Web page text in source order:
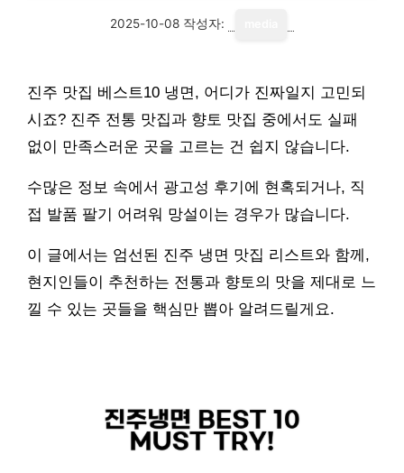
2025-10-08 작성자:
진주 맛집 베스트10 냉면, 어디가 진짜일지 고민되
시죠? 진주 전통 맛집과 향토 맛집 중에서도 실패
없이 만족스러운 곳을 고르는 건 쉽지 않습니다.
수많은 정보 속에서 광고성 후기에 현혹되거나, 직
접 발품 팔기 어려워 망설이는 경우가 많습니다.
이 글에서는 엄선된 진주 냉면 맛집 리스트와 함께,
현지인들이 추천하는 전통과 향토의 맛을 제대로 느
낄 수 있는 곳들을 핵심만 뽑아 알려드릴게요.